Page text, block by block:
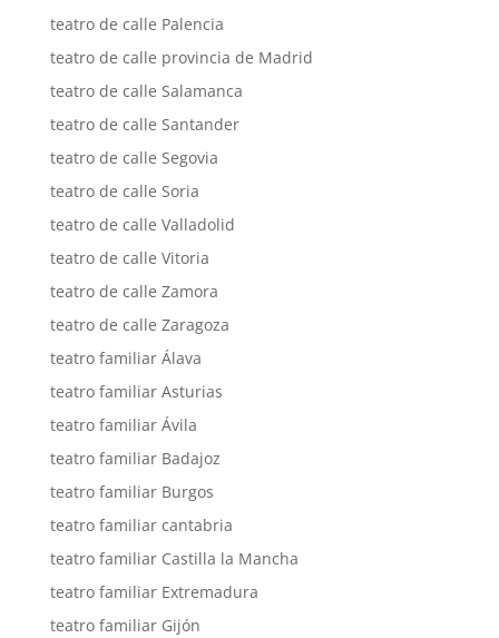
teatro de calle Palencia
teatro de calle provincia de Madrid
teatro de calle Salamanca
teatro de calle Santander
teatro de calle Segovia
teatro de calle Soria
teatro de calle Valladolid
teatro de calle Vitoria
teatro de calle Zamora
teatro de calle Zaragoza
teatro familiar Álava
teatro familiar Asturias
teatro familiar Ávila
teatro familiar Badajoz
teatro familiar Burgos
teatro familiar cantabria
teatro familiar Castilla la Mancha
teatro familiar Extremadura
teatro familiar Gijón